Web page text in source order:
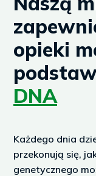
opieki
DNA
Każdego dnia
przekonują się,
genetycznego